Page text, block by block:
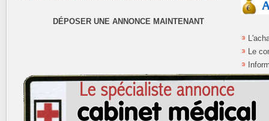
DÉPOSER UNE ANNONCE MAINTENANT
Le